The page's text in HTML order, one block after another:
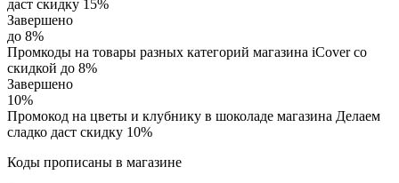
даст скидку 15%
Завершено
до 8%
Промкоды на товары разных категорий магазина iCover со
скидкой до 8%
Завершено
10%
Промокод на цветы и клубнику в шоколаде магазина Делаем
сладко даст скидку 10%
Коды прописаны в магазине